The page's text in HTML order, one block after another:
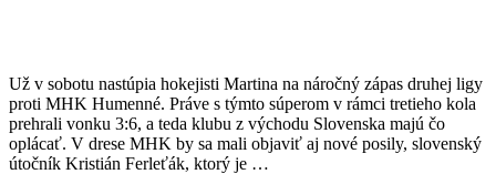
Už v sobotu nastúpia hokejisti Martina na náročný zápas druhej ligy
proti MHK Humenné. Práve s týmto súperom v rámci tretieho kola
prehrali vonku 3:6, a teda klubu z východu Slovenska majú čo
oplácať. V drese MHK by sa mali objaviť aj nové posily, slovenský
útočník Kristián Ferleťák, ktorý je …